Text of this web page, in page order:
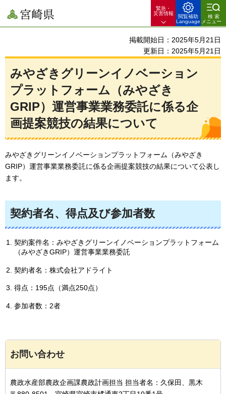
宮崎県
緊急・
災害情報
閲覧補助
Language
検索
メニュー
掲載開始日：2025年5月21日
更新日：2025年5月21日
みやざきグリーンイノベーション
プラットフォーム（みやざき
GRIP）運営事業業務委託に係る企
画提案競技の結果について
みやざきグリーンイノベーションプラットフォーム（みやざき
GRIP）運営事業業務委託に係る企画提案競技の結果について公表し
ます。
契約者名、得点及び参加者数
契約案件名：みやざきグリーンイノベーションプラットフォーム
（みやざきGRIP）運営事業業務委託
契約者名：株式会社アドライト
得点：195点（満点250点）
参加者数：2者
お問い合わせ
農政水産部農政企画課農政計画担当 担当者名：久保田、黒木